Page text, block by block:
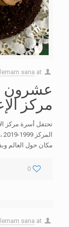
sana at
عشرون
مركز
تحتفل أسرة مركز
مكان حول العالم
0
sana at